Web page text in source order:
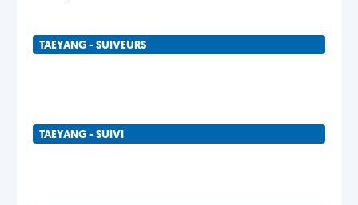
TAEYANG - SUIVEURS
TAEYANG - SUIVI